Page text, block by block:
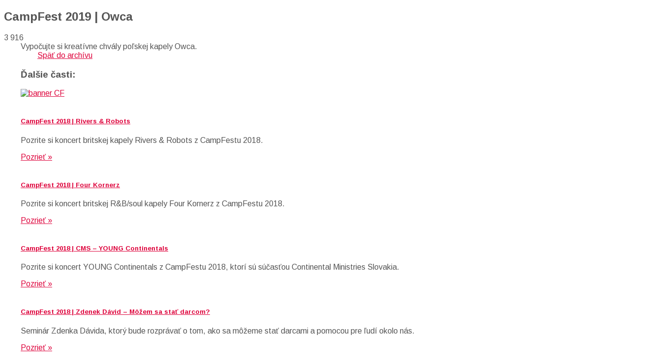
CampFest 2019 | Owca
3 916
Vypočujte si kreatívne chvály poľskej kapely Owca.
Späť do archívu
Ďalšie časti:
CampFest 2018 | Rivers & Robots
Pozrite si koncert britskej kapely Rivers & Robots z CampFestu 2018.
Pozrieť »
CampFest 2018 | Four Kornerz
Pozrite si koncert britskej R&B/soul kapely Four Kornerz z CampFestu 2018.
Pozrieť »
CampFest 2018 | CMS – YOUNG Continentals
Pozrite si koncert YOUNG Continentals z CampFestu 2018, ktorí sú súčasťou Continental Ministries Slovakia.
Pozrieť »
CampFest 2018 | Zdenek Dávid – Môžem sa stať darcom?
Seminár Zdenka Dávida, ktorý bude rozprávať o tom, ako sa môžeme stať darcami a pomocou pre ľudí okolo nás.
Pozrieť »